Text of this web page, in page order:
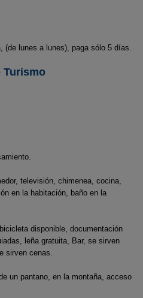
(de lunes a lunes), paga sólo 5 días.
Turismo
televisión, chimenea, cocina,
en la habitación, baño en la
disponible, documentación
leña gratuita, Bar, se sirven
sirven cenas.
un pantano, en la montaña, acceso